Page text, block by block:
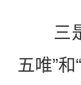
三是
五唯”